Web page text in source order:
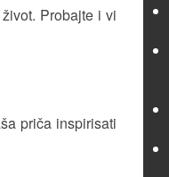
Probajte i vi
priča inspirisati